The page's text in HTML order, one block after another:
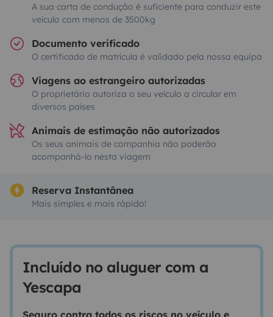
A sua carta de condução é suficiente para conduzir este
veículo com menos de 3500kg
Documento verificado
O certificado de matrícula é validado pela nossa equipa
Viagens ao estrangeiro autorizadas
O proprietário autoriza o seu veículo a circular em
diversos países
Animais de estimação não autorizados
Os seus animais de companhia não poderão
acompanhá-lo nesta viagem
Reserva Instantânea
Mais simples e mais rápido!
Incluído no aluguer com a
Yescapa
Seguro contra todos os riscos no veículo e